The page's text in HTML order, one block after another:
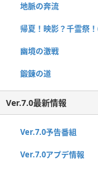
地脈の奔流
帰夏！映影？千霊祭
幽境の激戦
鍛錬の道
Ver.7.0最新情報
Ver.7.0予告番組
Ver.7.0アプデ情報